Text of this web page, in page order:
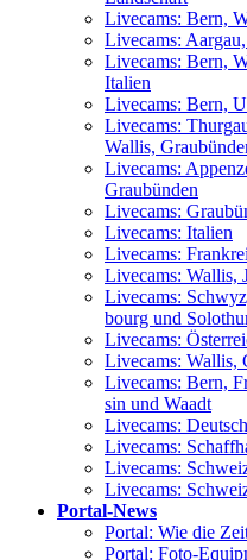
Live­cams: Bern,
Live­cams:
Live­cams: Bern,
Italien
Live­cams: Bern,
Live­cams:
Wal­lis,
Live­cams:
Graubünden
Live­cams:
Live­cams: Italien
Live­cams:
Live­cams: Wal­lis,
Live­cams:
bourg und
Live­cams:
Live­cams: Wal­lis,
Live­cams: Bern,
sin und Waadt
Live­cams:
Live­cams:
Live­cams:
Live­cams:
Por­tal-News
Por­tal: Wie die
Por­tal: Foto-